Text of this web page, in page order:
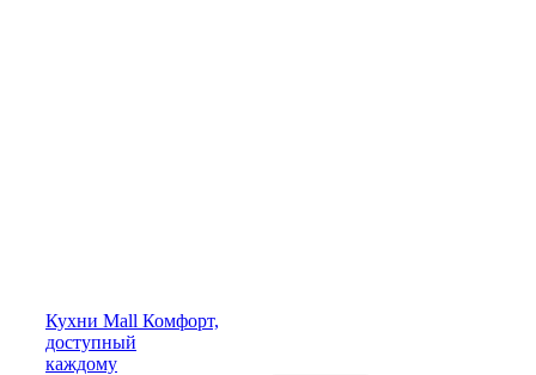
Кухни Mall Комфорт,
доступный
каждому